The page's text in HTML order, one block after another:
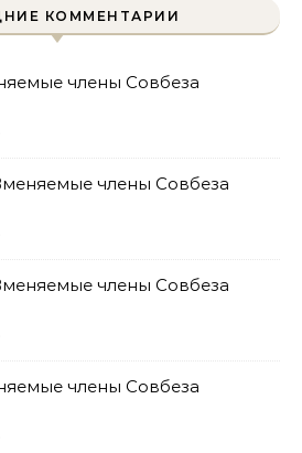
КОММЕНТАРИИ
члены Совбеза
члены Совбеза
члены Совбеза
члены Совбеза